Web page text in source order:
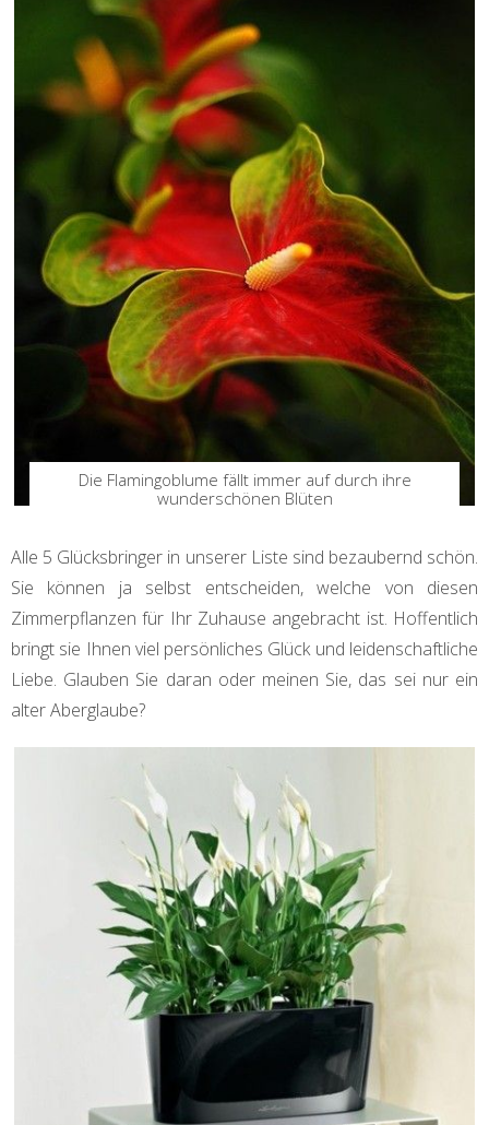
Die Flamingoblume fällt immer auf durch ihre
wunderschönen Blüten
Alle 5 Glücksbringer in unserer Liste sind bezaubernd schön.
Sie können ja selbst entscheiden, welche von diesen
Zimmerpflanzen für Ihr Zuhause angebracht ist. Hoffentlich
bringt sie Ihnen viel persönliches Glück und leidenschaftliche
Liebe. Glauben Sie daran oder meinen Sie, das sei nur ein
alter Aberglaube?